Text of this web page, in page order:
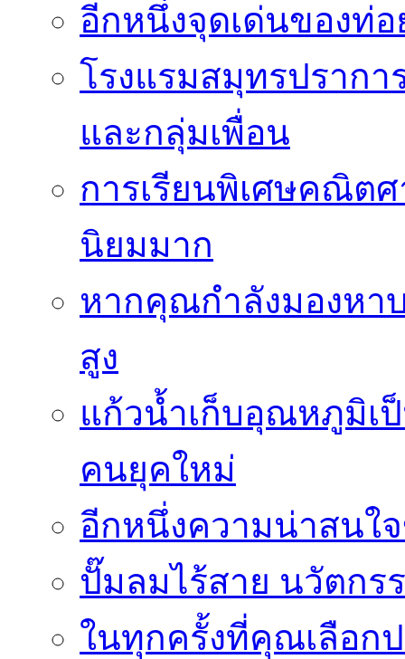
อีกหนึ่งจุดเด่นของท่
โรงแรมสมุทรปราก
และกลุ่มเพื่อน
การเรียนพิเศษคณิต
นิยมมาก
หากคุณกำลังมองหา
สูง
แก้วน้ำเก็บอุณหภูมิเ
คนยุคใหม่
อีกหนึ่งความน่าสนใ
ปั๊มลมไร้สาย นวัตก
ในทุกครั้งที่คุณเลือก